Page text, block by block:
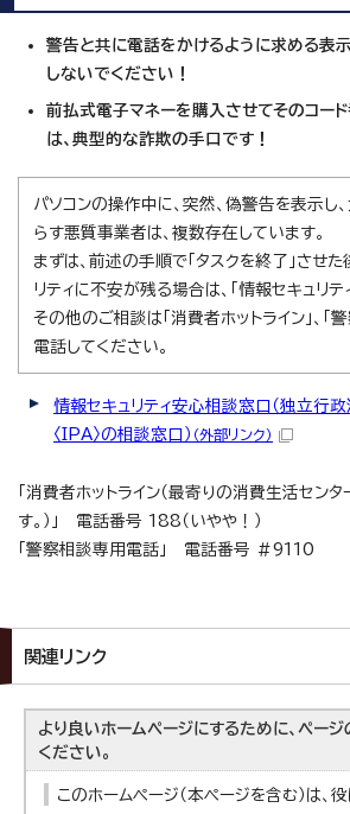
警告と共に電話をかけるように求める表
しないでください！
前払式電子マネーを購入させてそのコー
は、典型的な詐欺の手口です！
パソコンの操作中に、突然、偽警告を表示し
らす悪質事業者は、複数存在しています。
まずは、前述の手順で「タスクを終了」させた
リティに不安が残る場合は、「情報セキュリテ
その他のご相談は「消費者ホットライン」、「
電話してください。
情報セキュリティ安心相談窓口（独立行
〈IPA〉の相談窓口） （外部リンク）
「消費者ホットライン（最寄りの消費生活セン
す。）」 電話番号 188（いやや！）
「警察相談専用電話」 電話番号 ＃9110
関連リンク
より良いホームページにするために、ペー
ください。
このホームページ（本ページを含む）は、